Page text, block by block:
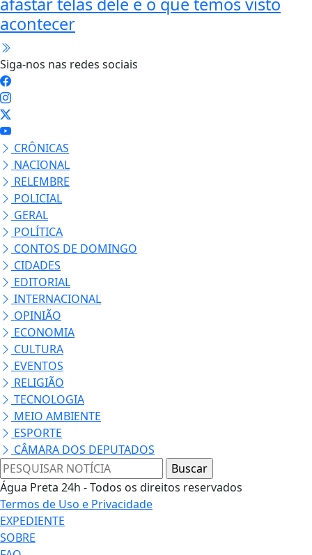
acontecer
Siga-nos nas redes sociais
CRÔNICAS
NACIONAL
RELEMBRE
POLICIAL
GERAL
POLÍTICA
CONTOS DE DOMINGO
CIDADES
EDITORIAL
INTERNACIONAL
OPINIÃO
ECONOMIA
CULTURA
EVENTOS
RELIGIÃO
TECNOLOGIA
MEIO AMBIENTE
ESPORTE
CÂMARA DOS DEPUTADOS
Água Preta 24h - Todos os direitos reservados
Termos de Uso e Privacidade
EXPEDIENTE
SOBRE